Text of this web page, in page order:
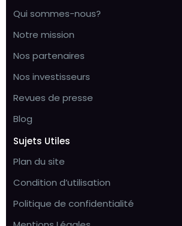
Qui sommes-nous?
Notre mission
Nos partenaires
Nos investisseurs
Revues de presse
Blog
Sujets Utiles
Plan du site
Condition d’utilisation
Politique de confidentialité